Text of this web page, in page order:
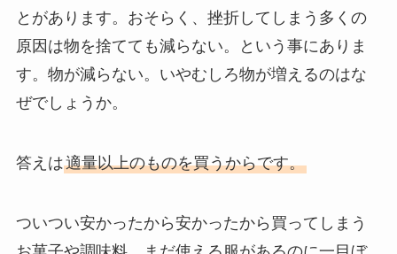
とがあります。おそらく、挫折してしまう多くの
原因は物を捨てても減らない。という事にありま
す。物が減らない。いやむしろ物が増えるのはな
ぜでしょうか。
答えは適量以上のものを買うからです。
ついつい安かったから安かったから買ってしまう